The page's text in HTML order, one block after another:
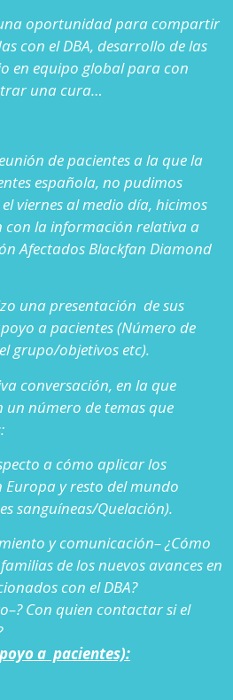
oportunidad para compartir
con el DBA, desarrollo de las
en equipo global para con
una cura…
de pacientes a la que la
española, no pudimos
viernes al medio día, hicimos
con la información relativa a
Afectados Blackfan Diamond
una presentación de sus
a pacientes (Número de
grupo/objetivos etc).
conversación, en la que
un número de temas que
a cómo aplicar los
Europa y resto del mundo
sanguíneas/Quelación).
y comunicación– ¿Cómo
de los nuevos avances en
con el DBA?
Con quien contactar si el
a pacientes):